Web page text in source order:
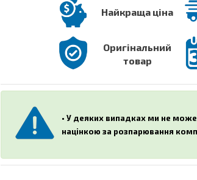
Найкраща ціна
Оригінальний
товар
• У деяких випадках ми не
націнкою за розпарювання